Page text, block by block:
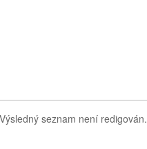
seznam není redigován.